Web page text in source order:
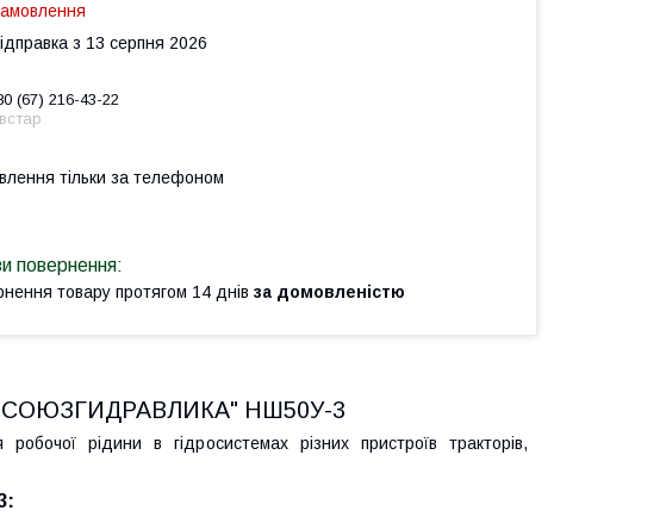
з 13 серпня 2026
(67) 216-43-22
тільки за телефоном
товару протягом 14 днів за домовленістю
"СОЮЗГИДРАВЛИКА" НШ50У-3
рідини в гідросистемах різних пристроїв тракторів,